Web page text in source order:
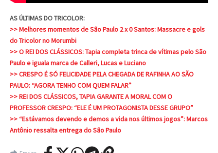
AS ÚLTIMAS DO TRICOLOR:
>> Melhores momentos de São Paulo 2 x 0 Santos: Massacre e gols
do Tricolor no Morumbi
>> O REI DOS CLÁSSICOS: Tapia completa trinca de vítimas pelo São
Paulo e iguala marca de Calleri, Lucas e Luciano
>> CRESPO É SÓ FELICIDADE PELA CHEGADA DE RAFINHA AO SÃO
PAULO: “AGORA TENHO COM QUEM FALAR”
>> REI DOS CLÁSSICOS, TAPIA GARANTE A MORAL COM O
PROFESSOR CRESPO: “ELE É UM PROTAGONISTA DESSE GRUPO”
>> “Estávamos devendo e demos a vida nos últimos jogos”: Marcos
Antônio ressalta entrega do São Paulo